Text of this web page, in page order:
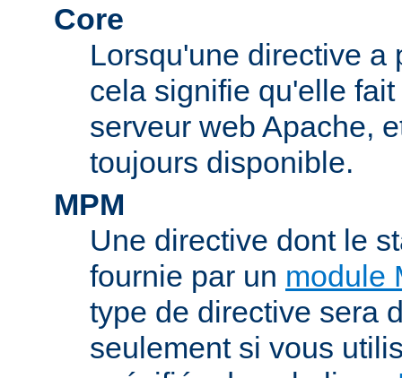
Core
Lorsqu'une directive a
cela signifie qu'elle
serveur web Apache,
toujours disponible.
MPM
Une directive dont le
fournie par un module
type de directive sera
seulement si vous